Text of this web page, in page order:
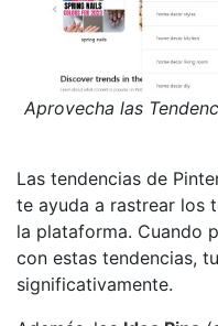
Aprovecha las
Las tendencias de
te ayuda a rastrear los
la plataforma. Cuando
con estas tendencias,
significativamente.